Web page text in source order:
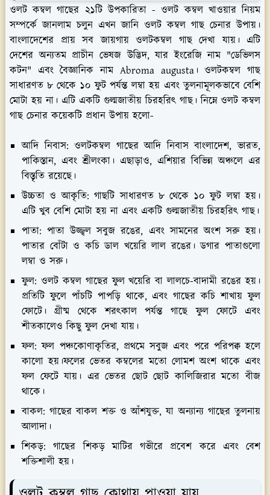
ওলট কম্বল গাছের ২১টি উপকারিতা - ওলট কম্বল খাওয়ার নিয়ম
সম্পর্কে জানলাম চলুন এখন জানি ওলট কম্বল গাছ চেনার উপায়।
বাংলাদেশের প্রায় সব জায়গায় ওলটকম্বল গাছ দেখা যায়। এটি
দেশের অন্যতম প্রাচীন ভেষজ উদ্ভিদ, যার ইংরেজি নাম "ডেভিলস
কটন" এবং বৈজ্ঞানিক নাম Abroma augusta। ওলটকম্বল গাছ
সাধারণত ৮ থেকে ১০ ফুট পর্যন্ত লম্বা হয় এবং তুলনামূলকভাবে বেশি
মোটা হয় না। এটি একটি গুল্মজাতীয় চিরহরিৎ গাছ। নিম্নে ওলট কম্বল
গাছ চেনার কয়েকটি প্রধান উপায় হলো-
আদি নিবাস: ওলটকম্বল গাছের আদি নিবাস বাংলাদেশ, ভারত,
পাকিস্তান, এবং শ্রীলংকা। এছাড়াও, এশিয়ার বিভিন্ন অঞ্চলে এর
বিস্তৃতি রয়েছে।
উচ্চতা ও আকৃতি: গাছটি সাধারণত ৮ থেকে ১০ ফুট লম্বা হয়।
এটি খুব বেশি মোটা হয় না এবং একটি গুল্মজাতীয় চিরহরিৎ গাছ।
পাতা: পাতা উজ্জ্বল সবুজ রঙের, এবং সামনের অংশ সরু হয়।
পাতার বোঁটা ও কচি ডাল খয়েরি লাল রঙের। ডগার পাতাগুলো
লম্বা ও সরু।
ফুল: ওলট কম্বল গাছের ফুল খয়েরি বা লালচে-বাদামী রঙের হয়।
প্রতিটি ফুলে পাঁচটি পাপড়ি থাকে, এবং গাছের কচি শাখায় ফুল
ফোটে। গ্রীষ্ম থেকে শরৎকাল পর্যন্ত গাছে ফুল ফোটে এবং
শীতকালেও কিছু ফুল দেখা যায়।
ফল: ফল পঞ্চকোণাকৃতির, প্রথমে সবুজ এবং পরে পরিপক্ব হলে
কালো হয়।ফলের ভেতর কম্বলের মতো লোমশ অংশ থাকে এবং
ফল ফেটে যায়। এর ভেতর ছোট ছোট কালিজিরার মতো বীজ
থাকে।
বাকল: গাছের বাকল শক্ত ও আঁশযুক্ত, যা অন্যান্য গাছের তুলনায়
আলাদা।
শিকড়: গাছের শিকড় মাটির গভীরে প্রবেশ করে এবং বেশ
শক্তিশালী হয়।